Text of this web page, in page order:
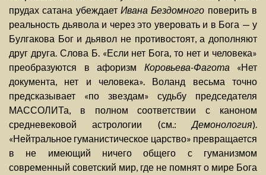
прудах сатана убеждает Ивана Бездомного поверить в
реальность дьявола и через это уверовать и в Бога — у
Булгакова Бог и дьявол не противостоят, а дополняют
друг друга. Слова Б. «Если нет Бога, то нет и человека»
преобразуются в афоризм Коровьева-Фагота «Нет
документа, нет и человека». Воланд весьма точно
предсказывает «по звездам» судьбу председателя
МАССОЛИТа, в полном соответствии с каноном
средневековой астрологии (см.:Демонология).
«Нейтральное гуманистическое царство» превращается
в не имеющий ничего общего с гуманизмом
современный советский мир, где не помнят о мире Бога